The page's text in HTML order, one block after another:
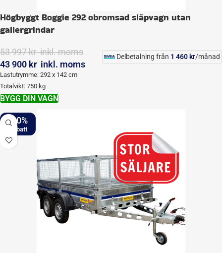
Högbyggt Boggie 292 obromsad släpvagn utan
gallergrindar
53 997kr inkl. moms
43 900 kr inkl. moms
Delbetalning från 1 460 kr/månad
Lastutrymme: 292 x 142 cm
Totalvikt: 750 kg
BYGG DIN VAGN
-20%